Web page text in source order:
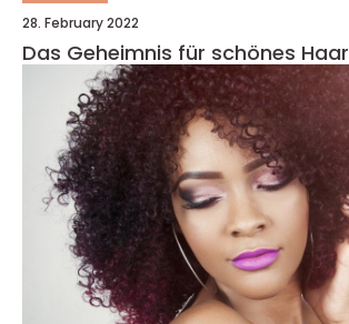
28. February 2022
Das Geheimnis für schönes Haar